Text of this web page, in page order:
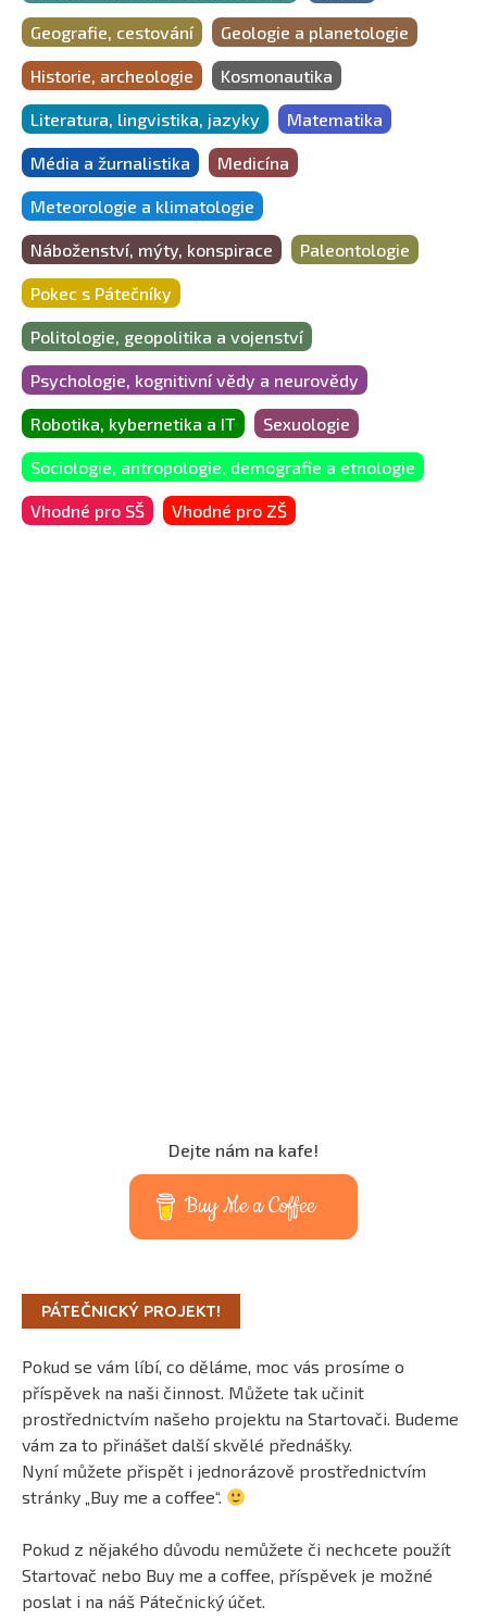
Geografie, cestování Geologie a planetologie
Historie, archeologie Kosmonautika
Literatura, lingvistika, jazyky Matematika
Média a žurnalistika Medicína
Meteorologie a klimatologie
Náboženství, mýty, konspirace Paleontologie
Pokec s Pátečníky
Politologie, geopolitika a vojenství
Psychologie, kognitivní vědy a neurovědy
Robotika, kybernetika a IT Sexuologie
Sociologie, antropologie, demografie a etnologie
Vhodné pro SŠ Vhodné pro ZŠ
Dejte nám na kafe!
Buy Me a Coffee
PÁTEČNICKÝ PROJEKT!
Pokud se vám líbí, co děláme, moc vás prosíme o
příspěvek na naši činnost. Můžete tak učinit
prostřednictvím našeho projektu na Startovači. Budeme
vám za to přinášet další skvělé přednášky.
Nyní můžete přispět i jednorázově prostřednictvím
stránky „Buy me a coffee“.
Pokud z nějakého důvodu nemůžete či nechcete použít
Startovač nebo Buy me a coffee, příspěvek je možné
poslat i na náš Pátečnický účet.